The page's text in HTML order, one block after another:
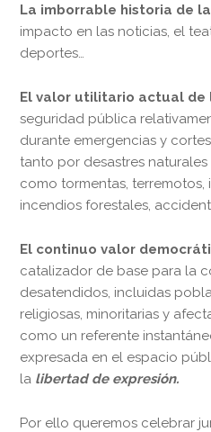
La imborrable historia de
impacto en las noticias, el
deportes…
El valor utilitario actual de
seguridad pública
durante emergencias y
tanto por desastres
como tormentas, terremotos,
incendios forestales,
El continuo valor
catalizador de base para la
desatendidos, incluidas
religiosas, minoritarias y
como un referente
expresada en el espacio
la libertad de expresión.
Por ello queremos celebrar